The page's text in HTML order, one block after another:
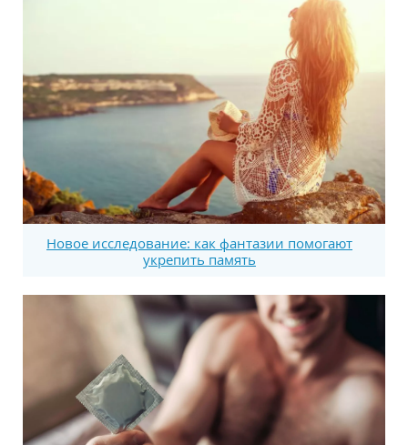
Новое исследование: как фантазии помогают
укрепить память